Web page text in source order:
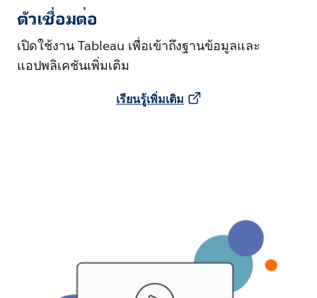
ตัวเชื่อมต่อ
เปิดใช้งาน Tableau เพื่อเข้าถึงฐานข้อมูลและ
แอปพลิเคชันเพิ่มเติม
เรียนรู้เพิ่มเติม